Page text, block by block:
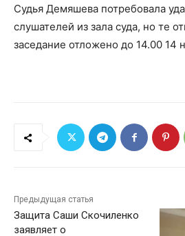
Судья Демяшева потребовала
слушателей из зала суда, но те
заседание отложено до 14.00 14
Предыдущая статья
Защита Саши Скочиленко
заявляет о